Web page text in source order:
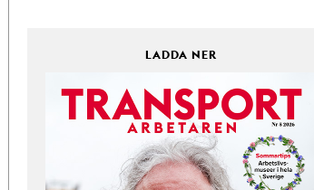
LADDA NER